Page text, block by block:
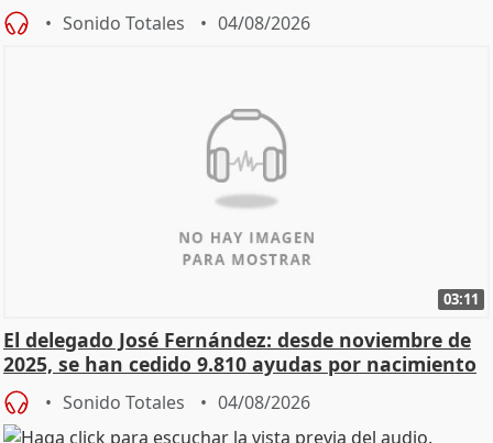
Sonido Totales 04/08/2026
03:11
El delegado José Fernández: desde noviembre de
2025, se han cedido 9.810 ayudas por nacimiento
Sonido Totales 04/08/2026